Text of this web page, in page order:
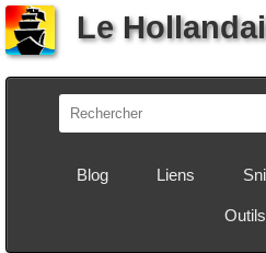
Le
Blog Liens
Outils